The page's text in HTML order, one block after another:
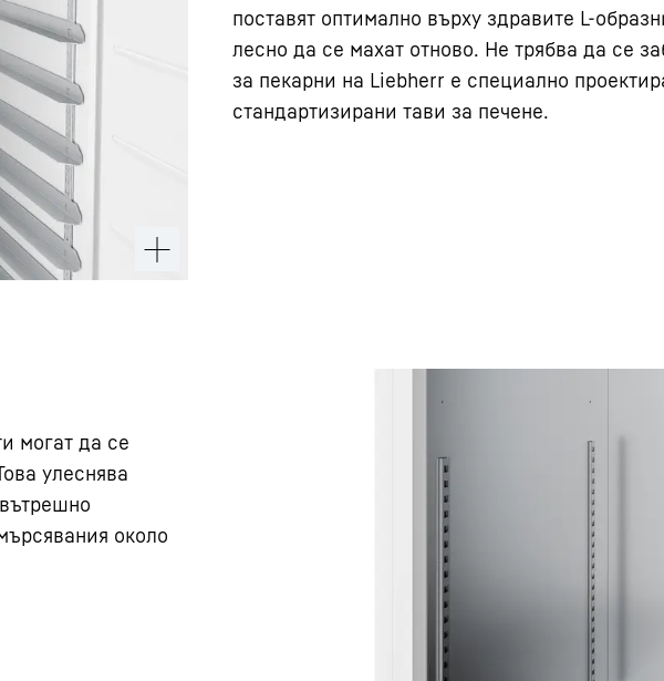
поставят оптимално върху здравите L-
лесно да се махат отново. Не трябва да се
за пекарни на Liebherr е специално
стандартизирани тави за печене.
могат да се
улеснява
около